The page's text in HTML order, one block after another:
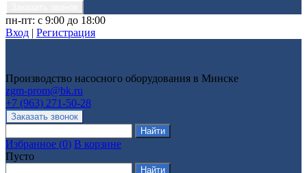
пн-пт: с 9:00 до 18:00
Вход | Регистрация
Производство насосного оборудования в Минске
zgm-prom@bk.ru
+7 (963) 271-50-28
Избранное (0) В корзине
Пусто